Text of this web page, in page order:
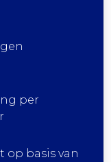
per
op basis van